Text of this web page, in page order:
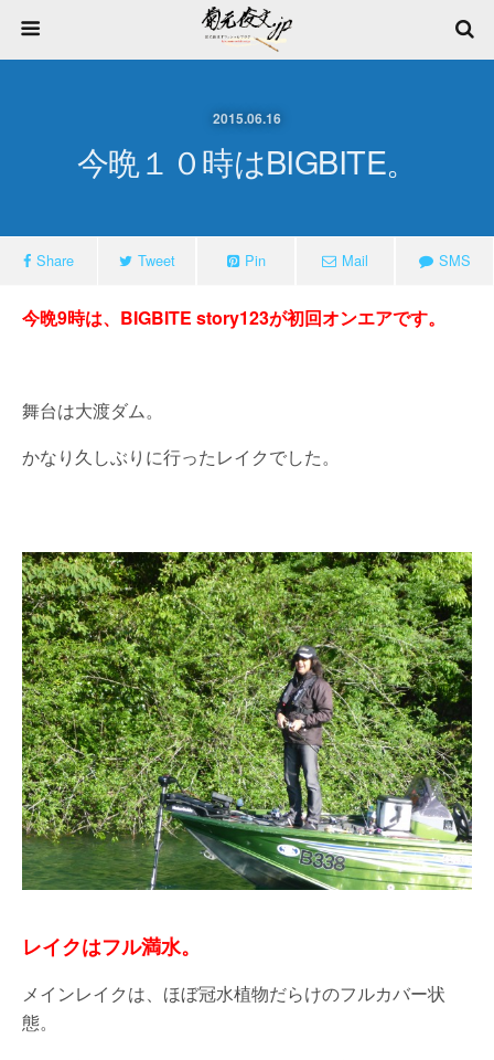
2015.06.16
今晩１０時はBIGBITE。
Share Tweet Pin Mail SMS
今晩9時は、BIGBITE story123が初回オンエアです。
舞台は大渡ダム。
かなり久しぶりに行ったレイクでした。
レイクはフル満水。
メインレイクは、ほぼ冠水植物だらけのフルカバー状
態。